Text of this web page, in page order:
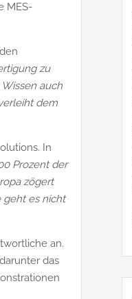
MES-
zu
auch
dem
In
Prozent der
zögert
geht es nicht
an.
das